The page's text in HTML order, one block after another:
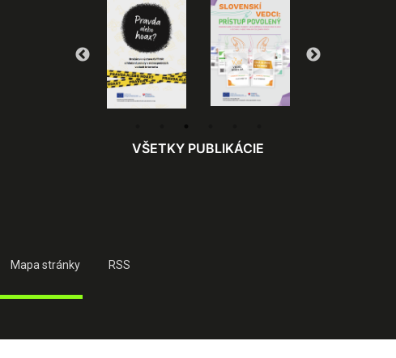
VŠETKY PUBLIKÁCIE
Mapa stránky RSS